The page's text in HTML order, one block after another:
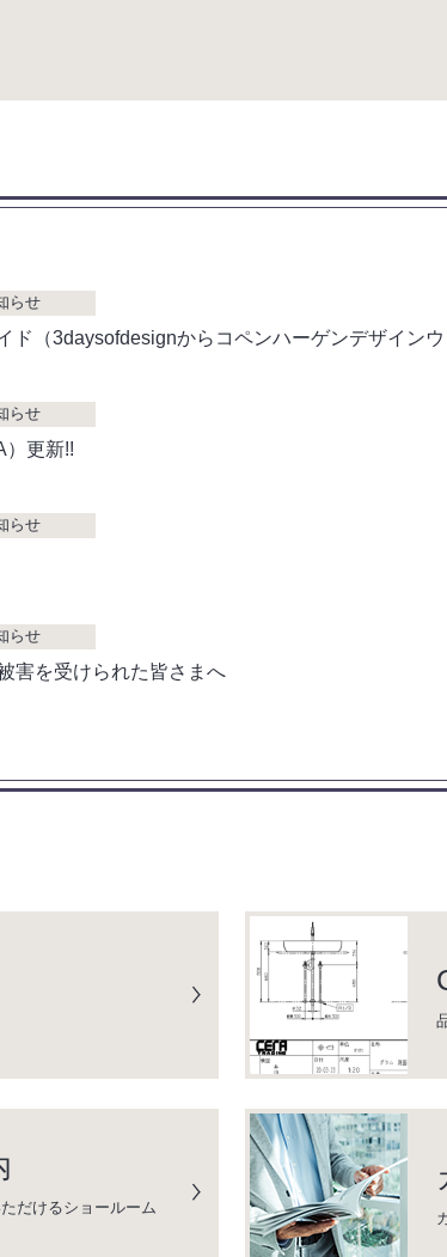
らせ
ド（3daysofdesignからコペンハーゲンデザイン
らせ
）更新!!
らせ
らせ
害を受けられた皆さまへ
だけるショールーム